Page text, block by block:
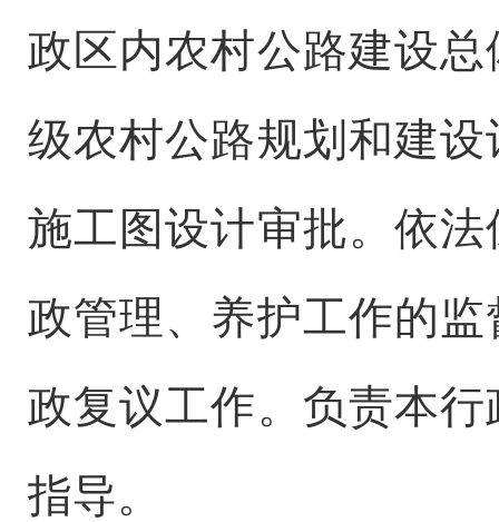
政区内农村公路建设
级农村公路规划和建
施工图设计审批。依
政管理、养护工作的
政复议工作。负责本
指导。